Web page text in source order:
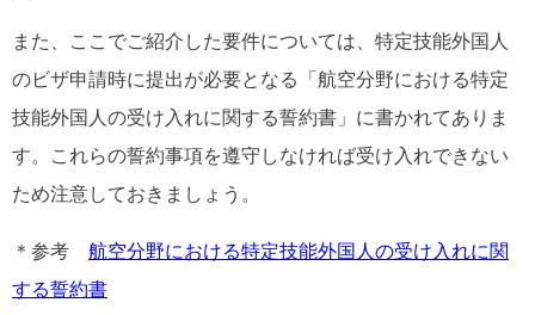
また、ここでご紹介した要件については、特定技能外国人
のビザ申請時に提出が必要となる「航空分野における特定
技能外国人の受け入れに関する誓約書」に書かれてありま
す。これらの誓約事項を遵守しなければ受け入れできない
ため注意しておきましょう。
＊参考 航空分野における特定技能外国人の受け入れに関
する誓約書